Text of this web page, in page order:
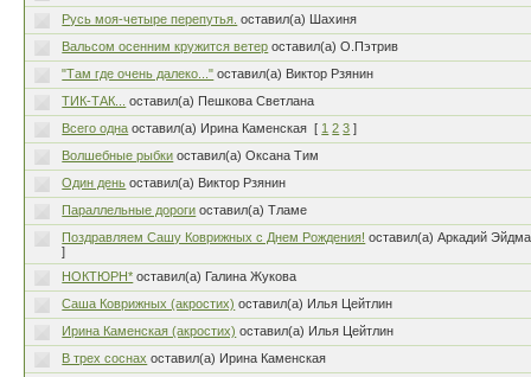
Русь моя-четыре перепутья. оставил(а) Шахиня
Вальсом осенним кружится ветер оставил(а) О.Пэтрив
"Там где очень далеко..." оставил(а) Виктор Рзянин
ТИК-ТАК...
оставил(а) Пешкова Светлана
Всего одна оставил(а) Ирина Каменская [ 1 2 3 ]
Волшебные рыбки оставил(а) Оксана Тим
Один день оставил(а) Виктор Рзянин
Параллельные дороги оставил(а) Тламе
Поздравляем Сашу Коврижных с Днем Рождения! оставил(а) Аркадий
]
НОКТЮРН* оставил(а) Галина Жукова
Саша Коврижных (акростих) оставил(а) Илья Цейтлин
Ирина Каменская (акростих) оставил(а) Илья Цейтлин
В трех соснах оставил(а) Ирина Каменская